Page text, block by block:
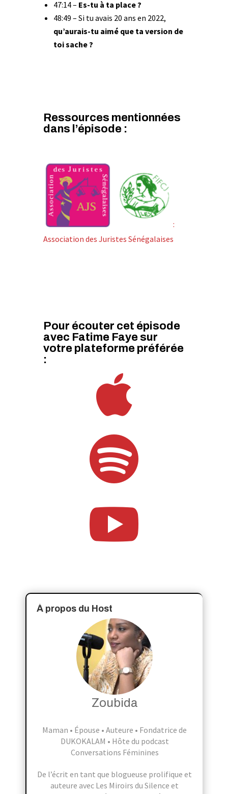
47:14 – Es-tu à ta place ?
48:49 – Si tu avais 20 ans en 2022,
qu’aurais-tu aimé que ta version de
toi sache ?
Ressources mentionnées
dans l’épisode :
:
Association des Juristes Sénégalaises
Pour écouter cet épisode
avec Fatime Faye sur
votre plateforme préférée
:



À propos du Host
Zoubida
Maman • Épouse • Auteure • Fondatrice de
DUKOKALAM • Hôte du podcast
Conversations Féminines
De l’écrit en tant que blogueuse prolifique et
auteure avec Les Miroirs du Silence et